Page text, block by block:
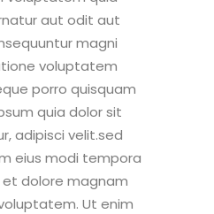
aut odit aut
magni
voluptatem
porro quisquam
quia dolor sit
adipisci velit.sed
eius modi tempora
dolore magnam
Ut enim